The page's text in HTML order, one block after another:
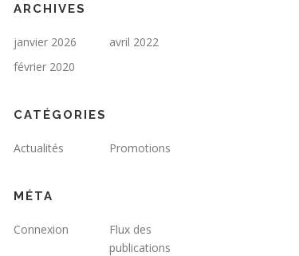
ARCHIVES
janvier 2026
avril 2022
février 2020
CATÉGORIES
Actualités Promotions
MÉTA
Connexion
Flux des
publications